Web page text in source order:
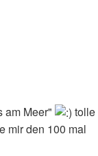
am Meer"
tolle
mir den 100 mal